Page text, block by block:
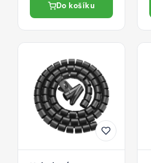
Do košíku